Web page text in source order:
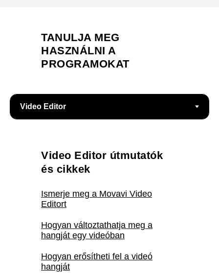
TANULJA MEG
HASZNÁLNI A
PROGRAMOKAT
Ismerje meg a Movavi Video
Editort
Hogyan változtathatja meg a
hangját egy videóban
Hogyan erősítheti fel a videó
hangját
Video Editor útmutatók
és cikkek